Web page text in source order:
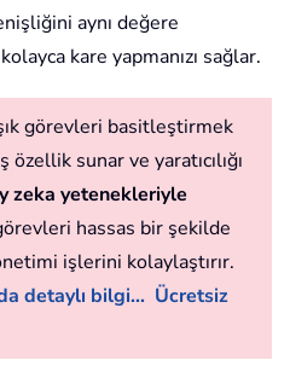
aynı değere
kare yapmanızı sağlar.
görevleri basitleştirmek
sunar ve yaratıcılığı
zeka yetenekleriyle
hassas bir şekilde
işlerini kolaylaştırır.
detaylı bilgi... Ücretsiz